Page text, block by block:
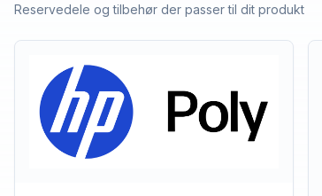
Reservedele og tilbehør der passer til dit produkt